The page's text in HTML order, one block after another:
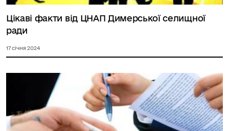
Цікаві факти від ЦНАП Димерської селищної
ради
17 січня 2024